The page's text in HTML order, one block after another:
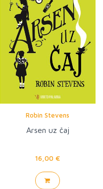
Robin Stevens
Arsen uz čaj
16,00 €